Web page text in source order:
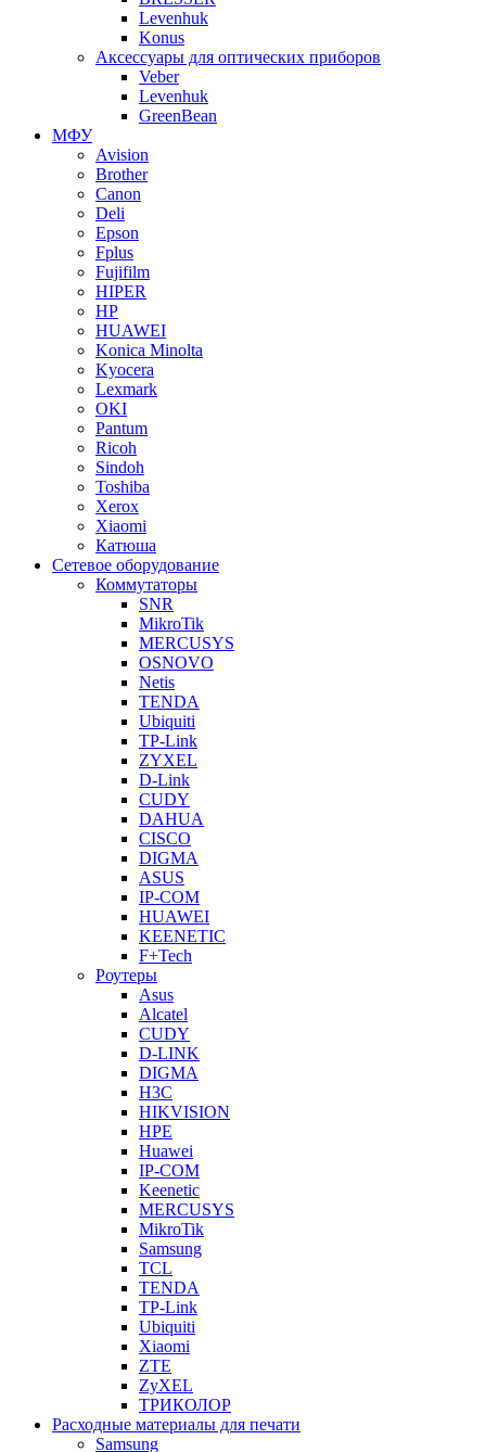
Levenhuk
Konus
Аксессуары для оптических приборов
Veber
Levenhuk
GreenBean
МФУ
Avision
Brother
Canon
Deli
Epson
Fplus
Fujifilm
HIPER
HP
HUAWEI
Konica Minolta
Kyocera
Lexmark
OKI
Pantum
Ricoh
Sindoh
Toshiba
Xerox
Xiaomi
Катюша
Сетевое оборудование
Коммутаторы
SNR
MikroTik
MERCUSYS
OSNOVO
Netis
TENDA
Ubiquiti
TP-Link
ZYXEL
D-Link
CUDY
DAHUA
CISCO
DIGMA
ASUS
IP-COM
HUAWEI
KEENETIC
F+Tech
Роутеры
Asus
Alcatel
CUDY
D-LINK
DIGMA
H3C
HIKVISION
HPE
Huawei
IP-COM
Keenetic
MERCUSYS
MikroTik
Samsung
TCL
TENDA
TP-Link
Ubiquiti
Xiaomi
ZTE
ZyXEL
ТРИКОЛОР
Расходные материалы для печати
Samsung